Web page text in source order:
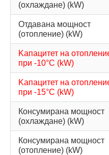
(охлаждане) (kW)
Отдавана мощност
(отопление) (kW)
Kапацитет на
при -10°C (kW)
Kапацитет на
при -15°C (kW)
Консумирана мощност
(охлаждане) (kW)
Консумирана мощност
(отопление) (kW)